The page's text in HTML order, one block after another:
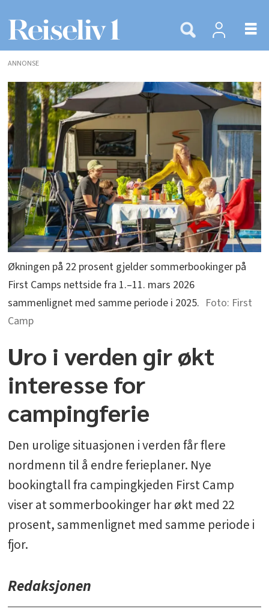
ANNONSE
Økningen på 22 prosent gjelder sommerbookinger på
First Camps nettside fra 1.–11. mars 2026
sammenlignet med samme periode i 2025.
First
Camp
Uro i verden gir økt
interesse for
campingferie
Den urolige situasjonen i verden får flere
nordmenn til å endre ferieplaner. Nye
bookingtall fra campingkjeden First Camp
viser at sommerbookinger har økt med 22
prosent, sammenlignet med samme periode i
fjor.
Redaksjonen